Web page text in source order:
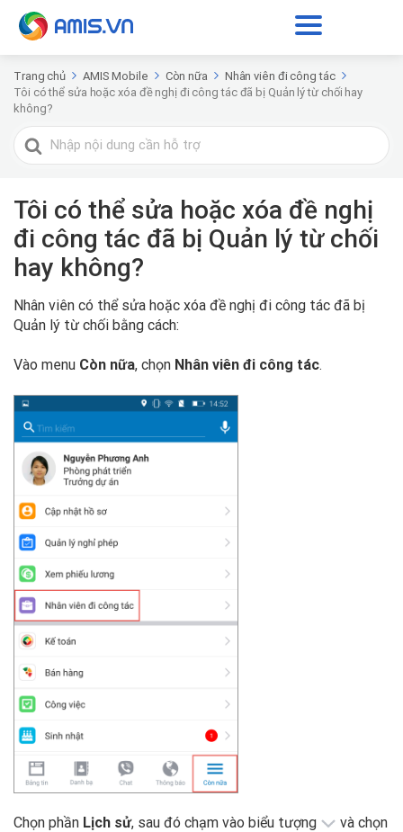
Trang chủ AMIS Mobile Còn nữa
Nhân viên đi công tác
Tôi có thể sửa hoặc xóa đề nghị đi công tác đã bị Quản lý từ chối hay
không?
Tìm
kiếm
Tôi có thể sửa hoặc xóa đề nghị
đi công tác đã bị Quản lý từ chối
hay không?
Nhân viên có thể sửa hoặc xóa đề nghị đi công tác đã bị
Quản lý từ chối bằng cách:
Vào menu Còn nữa, chọn Nhân viên đi công tác.
Chọn phần Lịch sử, sau đó chạm vào biểu tượng
và chọn